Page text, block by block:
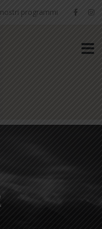
programmi